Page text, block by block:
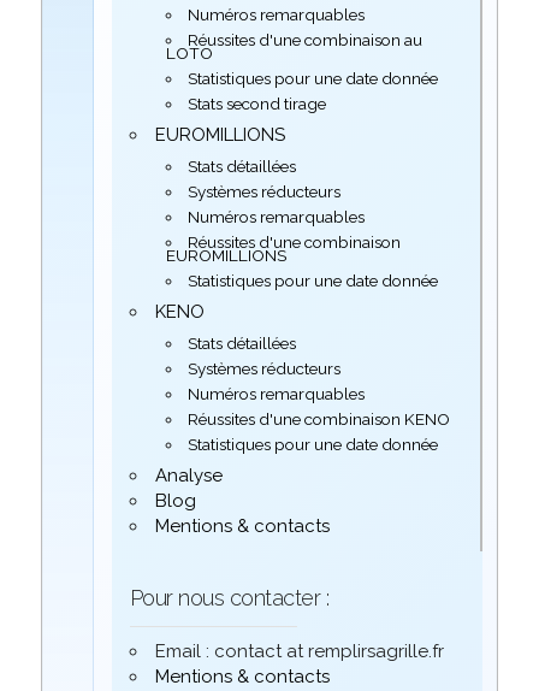
Numéros remarquables
Réussites d'une combinaison au
LOTO
Statistiques pour une date donnée
Stats second tirage
EUROMILLIONS
Stats détaillées
Systèmes réducteurs
Numéros remarquables
Réussites d'une combinaison
EUROMILLIONS
Statistiques pour une date donnée
KENO
Stats détaillées
Systèmes réducteurs
Numéros remarquables
Réussites d'une combinaison KENO
Statistiques pour une date donnée
Analyse
Blog
Mentions & contacts
Pour nous contacter :
Email : contact at remplirsagrille.fr
Mentions & contacts